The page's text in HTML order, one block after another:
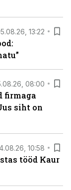
13:22
08:00
firmaga
siht on
10:58
tööd Kaur